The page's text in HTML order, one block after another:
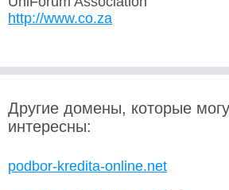
http://www.co.za
Другие домены, которые
интересны:
podbor-kredita-online.net